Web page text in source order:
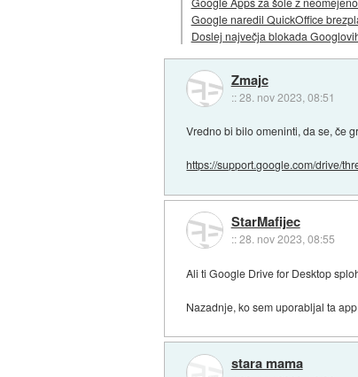
Google naredil QuickOffice
Doslej največja blokada
Zmajc
::28. nov 2023, 08:51
Vredno bi bilo omeninti, da se, če
https://support.google.com/drive/
StarMafijec
::28. nov 2023, 08:55
Ali ti Google Drive for Desktop
Nazadnje, ko sem uporabljal ta
stara mama